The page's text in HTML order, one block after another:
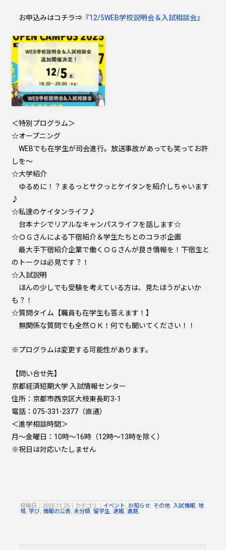
お申込みはコチラ⇒『12/5WEB学校説明会＆入試相談会』
＜特別プログラム＞
☆オープニング
WEBでも在学生が司会進行。放送事故があっても笑ってお許
しを～
☆大学紹介
ゆるめに！？まるっとサクっとケイタンを紹介しちゃいます
♪
☆私達のケイタンライフ♪
台本ナシでリアルなキャンパスライフを話します☆
☆ＯＧさんによる下宿紹介＆学生たちとのコラボ企画
最大手下宿紹介企業で働くＯＧさんが良き情報を！下宿生と
のトークは必見です？！
☆入試説明
ほんの少しでも受験を考えている方は、見たほうがよいか
も？！
☆質問タイム【職員も在学生も答えます！】
無関係な質問でも全然ＯＫ！何でも聞いてください！！
※プログラムは変更する可能性があります。
【問い合せ先】
京都経済短期大学 入試情報センター
住所：京都市西京区大枝東長町3-1
電話：075-331-2377（直通）
＜進学相談時間＞
月～金曜日：10時～16時（12時～13時を除く）
※祝日は対応いたしません
投稿日：2025.11.25 カテゴリ： イベント, お知らせ, その他, 入試情報, 地
域, 学び, 情報の公表, 未分類, 留学生, 速報, 進路,